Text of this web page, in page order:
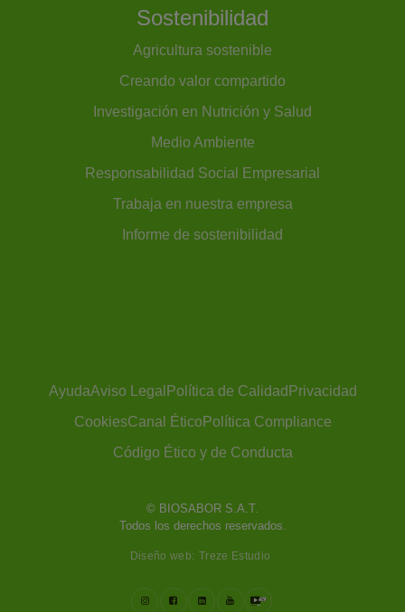
Sostenibilidad
Agricultura sostenible
Creando valor compartido
Investigación en Nutrición y Salud
Medio Ambiente
Responsabilidad Social Empresarial
Trabaja en nuestra empresa
Informe de sostenibilidad
AyudaAviso Legal Política de Calidad Privacidad
CookiesCanal Ético Política Compliance
Código Ético y de Conducta
Diseño web: Treze Estudio